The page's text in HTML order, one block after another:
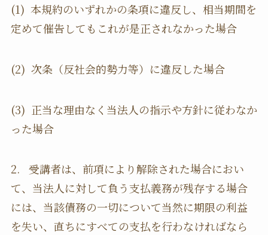
(1) 本規約のいずれかの条項に違反し、相当期間を
定めて催告してもこれが是正されなかった場合
(2) 次条（反社会的勢力等）に違反した場合
(3) 正当な理由なく当法人の指示や方針に従わなか
った場合
2. 受講者は、前項により解除された場合におい
て、当法人に対して負う支払義務が残存する場合
には、当該債務の一切について当然に期限の利益
を失い、直ちにすべての支払を行わなければなら